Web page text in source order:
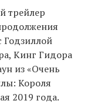
трейлер
Годзиллой
Кинг Гидора
из «Очень
Короля
2019 года.